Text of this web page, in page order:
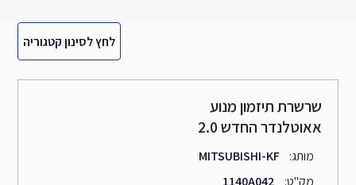
לחץ לסינון קטגוריה
שרשרת תיזמון מנוע
אאוטלנדר החדש 2.0
:מותג
MITSUBISHI-KF
:מק"ט
1140A042